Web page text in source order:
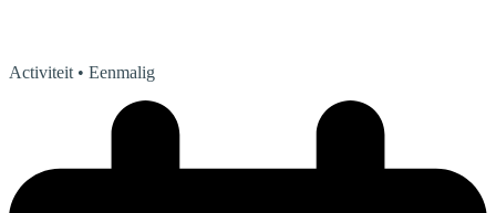
Activiteit • Eenmalig